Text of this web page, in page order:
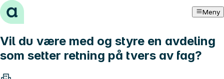
Hopp til innhold Meny
Vil du være med og styre en avdeling
som setter retning på tvers av fag?